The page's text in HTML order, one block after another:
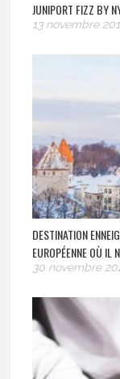
JUNIPORT FIZZ BY
13 novembre
DESTINATION
EUROPÉENNE OÙ IL
30 novembre